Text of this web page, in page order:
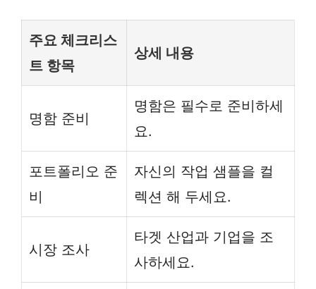
주요 체크리스
트 항목
상세 내용
명함 준비
명함은 필수로 준비하세
요.
포트폴리오 준
비
자신의 작업 샘플을 컬
렉션 해 두세요.
시장 조사
타겟 산업과 기업을 조
사하세요.